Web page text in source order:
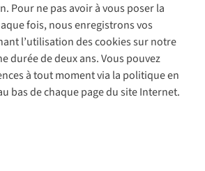
Pour ne pas avoir à vous poser la
fois, nous enregistrons vos
l’utilisation des cookies sur notre
durée de deux ans. Vous pouvez
à tout moment via la politique en
bas de chaque page du site Internet.
Politique de confidentialité
générales
Cookie Policy